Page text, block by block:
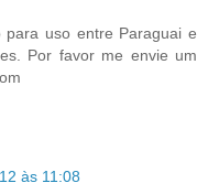
uso entre Paraguai e
Por favor me envie um
às 11:08